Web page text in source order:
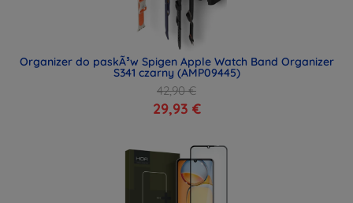
Organizer do paskÃ³w Spigen Apple Watch Band Organizer
S341 czarny (AMP09445)
42,90 €
29,93 €